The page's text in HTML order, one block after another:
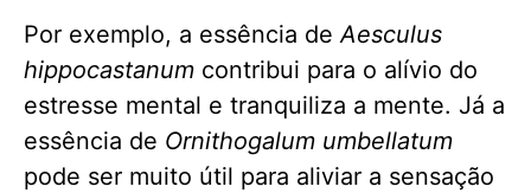
Por exemplo, a essência deAesculus
hippocastanum contribui para o alívio do
estresse mental e tranquiliza a mente. Já a
essência de Ornithogalum umbellatum
pode ser muito útil para aliviar a sensação